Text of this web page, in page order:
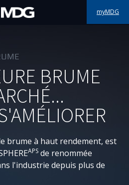
myMDG
BRUME
brume à haut rendement, est
APS de renommée
l'industrie depuis plus de